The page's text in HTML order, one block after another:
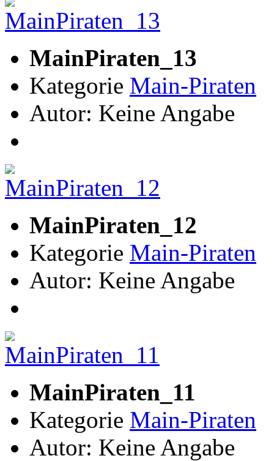
MainPiraten_13
Kategorie Main-Piraten
Autor: Keine Angabe
MainPiraten_12
Kategorie Main-Piraten
Autor: Keine Angabe
MainPiraten_11
Kategorie Main-Piraten
Autor: Keine Angabe